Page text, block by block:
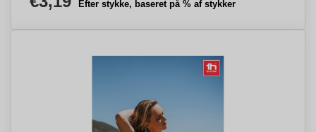
Efter stykke, baseret på % af stykker